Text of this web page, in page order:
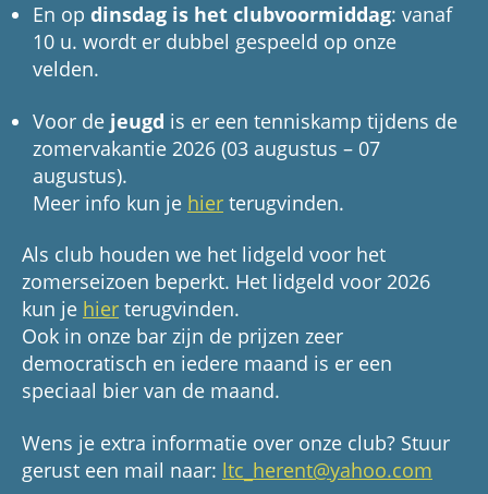
En op dinsdag is het clubvoormiddag: vanaf
10 u. wordt er dubbel gespeeld op onze
velden.
Voor de jeugd is er een tenniskamp tijdens de
zomervakantie 2026 (03 augustus – 07
augustus).
Meer info kun je hier terugvinden.
Als club houden we het lidgeld voor het
zomerseizoen beperkt. Het lidgeld voor 2026
kun je hier terugvinden.
Ook in onze bar zijn de prijzen zeer
democratisch en iedere maand is er een
speciaal bier van de maand.
Wens je extra informatie over onze club? Stuur
gerust een mail naar: ltc_herent@yahoo.com